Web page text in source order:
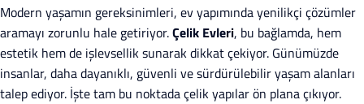
Modern yaşamın gereksinimleri, ev yapımında yenilikçi çözümler
aramayı zorunlu hale getiriyor.Çelik Evleri, bu bağlamda, hem
estetik hem de işlevsellik sunarak dikkat çekiyor. Günümüzde
insanlar, daha dayanıklı, güvenli ve sürdürülebilir yaşam alanları
talep ediyor. İşte tam bu noktada çelik yapılar ön plana çıkıyor.